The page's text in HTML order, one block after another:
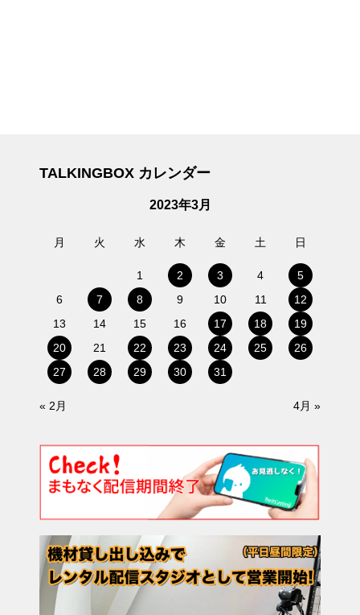
TALKINGBOX カレンダー
2023年3月
月 火 水 木 金 土 日
1 2 3 4
5
6
7 8 9 10 11
12
13
14 15 16 17 18
19
20
21 22 23 24 25
26
27
28 29 30 31
« 2月 4月 »